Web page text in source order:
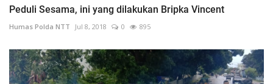
Peduli Sesama, ini yang dilakukan Bripka Vincent
Humas Polda NTT Jul 8, 2018 0 895